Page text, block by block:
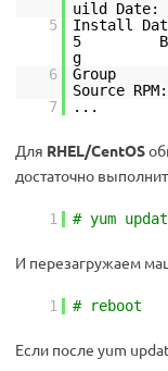
uild Date:
5
Install
5 Build
g
6
Group :
Source
7
...
Для RHEL/CentOS
достаточно
1 # yum
И перезагружаем
1 # reboot
Если после yum